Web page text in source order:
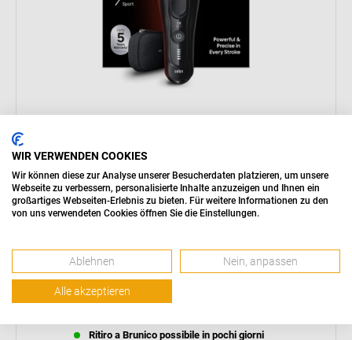
Braun Series 9 Sport Rasoio Elettrico Barba Con
Testina Di Precisione 4+1 E Rifinitore, Tecnologia
SensoAdapt Per Qualsiasi Densità Di Barba, Fino
A 60 Min, Wet&Dry, 9110s, Nero
Disponibile a magazzino, consegna entro 7 giorni
Ritiro a Brunico possibile in pochi giorni
WIR VERWENDEN COOKIES
Wir können diese zur Analyse unserer Besucherdaten platzieren, um unsere
Webseite zu verbessern, personalisierte Inhalte anzuzeigen und Ihnen ein
großartiges Webseiten-Erlebnis zu bieten. Für weitere Informationen zu den
von uns verwendeten Cookies öffnen Sie die Einstellungen.
Ablehnen Nein, anpassen
Alle akzeptieren